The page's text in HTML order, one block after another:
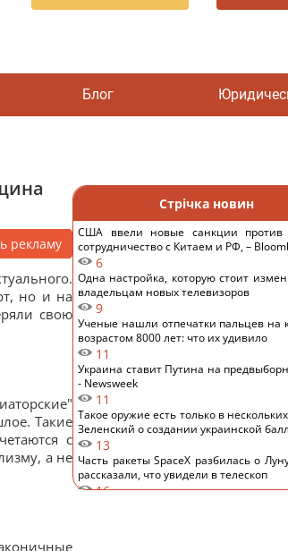
Блог
рекламу
но и на
свою
Такие
с
а не
Стрічка новин
США ввели новые санкции против
сотрудничество с Китаем и РФ, –
6
Одна настройка, которую стоит
владельцам новых телевизоров
9
Ученые нашли отпечатки пальцев на
возрастом 8000 лет: что их удивило
11
Украина ставит Путина на
- Newsweek
11
Такое оружие есть только в
Зеленский о создании украинской
13
Часть ракеты SpaceX разбилась о
рассказали, что увидели в телескоп
16